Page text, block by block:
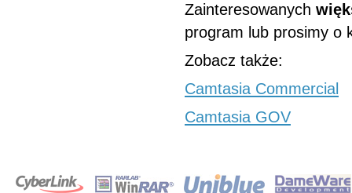
Zainteresowanych
program lub prosimy o
Zobacz także:
Camtasia Commercial
Camtasia GOV